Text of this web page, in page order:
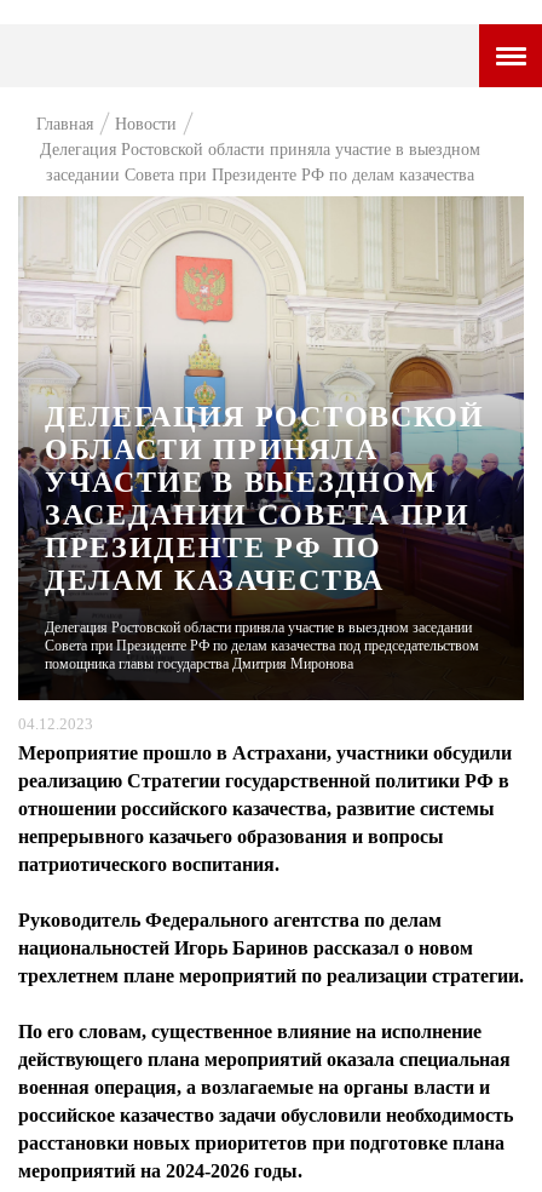
НОВОСТИ
ПРЕМЬЕРА
ТАМ И ТУТ
СТИЛЬ ЖИЗНИ
ХАЙП
ЧЕЛОВЕК ОСОБЕННЫЙ
КУЛЬТ ЕДЫ
АФИША
ЖУРНАЛ
Главная
Новости
Делегация Ростовской области приняла участие в выездном
заседании Совета при Президенте РФ по делам казачества
ДЕЛЕГАЦИЯ РОСТОВСКОЙ
ОБЛАСТИ ПРИНЯЛА
УЧАСТИЕ В ВЫЕЗДНОМ
ЗАСЕДАНИИ СОВЕТА ПРИ
ПРЕЗИДЕНТЕ РФ ПО
ДЕЛАМ КАЗАЧЕСТВА
Делегация Ростовской области приняла участие в выездном заседании
Совета при Президенте РФ по делам казачества под председательством
помощника главы государства Дмитрия Миронова
04.12.2023
Мероприятие прошло в Астрахани, участники обсудили
реализацию Стратегии государственной политики РФ в
отношении российского казачества, развитие системы
непрерывного казачьего образования и вопросы
патриотического воспитания.
Руководитель Федерального агентства по делам
национальностей Игорь Баринов рассказал о новом
трехлетнем плане мероприятий по реализации стратегии.
По его словам, существенное влияние на исполнение
действующего плана мероприятий оказала специальная
военная операция, а возлагаемые на органы власти и
российское казачество задачи обусловили необходимость
расстановки новых приоритетов при подготовке плана
мероприятий на 2024-2026 годы.